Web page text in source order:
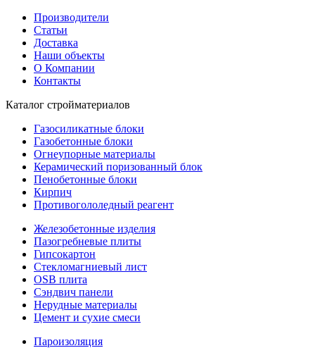
Производители
Статьи
Доставка
Наши объекты
О Компании
Контакты
Каталог стройматериалов
Газосиликатные блоки
Газобетонные блоки
Огнеупорные материалы
Керамический поризованный блок
Пенобетонные блоки
Кирпич
Противогололедный реагент
Железобетонные изделия
Пазогребневые плиты
Гипсокартон
Стекломагниевый лист
OSB плита
Сэндвич панели
Нерудные материалы
Цемент и сухие смеси
Пароизоляция